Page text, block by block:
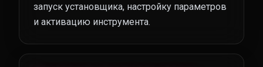
запуск установщика, настройку параметров
и активацию инструмента.